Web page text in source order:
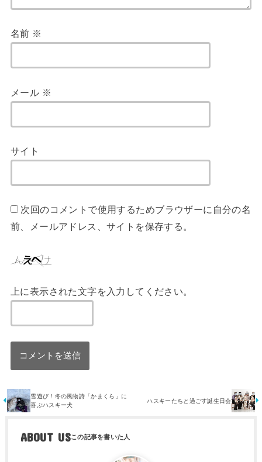
名前 ※
メール ※
サイト
次回のコメントで使用するためブラウザーに自分の名
前、メールアドレス、サイトを保存する。
上に表示された文字を入力してください。
雪遊び！冬の風物詩「かまくら」に
喜ぶハスキー犬
ハスキーたちと過ごす誕生日会
ABOUT US